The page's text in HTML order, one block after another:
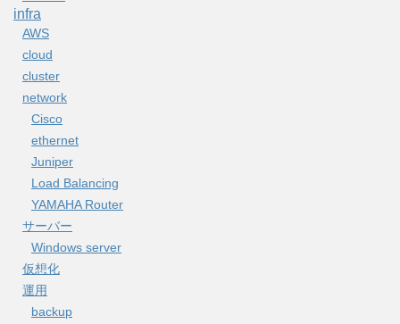
infra
AWS
cloud
cluster
network
Cisco
ethernet
Juniper
Load Balancing
YAMAHA Router
サーバー
Windows server
仮想化
運用
backup